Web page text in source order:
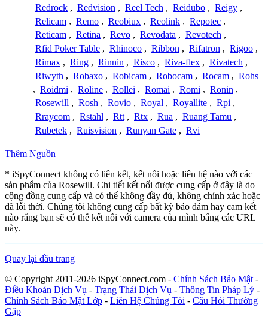
Redrock , Redvision , Reel Tech , Reidubo , Reigy ,
Relicam , Remo , Reobiux , Reolink , Repotec ,
Reticam , Retina , Revo , Revodata , Revotech ,
Rfid Poker Table , Rhinoco , Ribbon , Rifatron , Rigoo ,
Rimax , Ring , Rinnin , Risco , Riva-flex , Rivatech ,
Riwyth , Robaxo , Robicam , Robocam , Rocam , Rohs
, Roidmi , Roline , Rollei , Romai , Romi , Ronin ,
Rosewill , Rosh , Rovio , Royal , Royallite , Rpi ,
Rraycom , Rstahl , Rtt , Rtx , Rua , Ruang Tamu ,
Rubetek , Ruisvision , Runyan Gate , Rvi
Thêm Nguồn
* iSpyConnect không có liên kết, kết nối hoặc liên hệ nào với các
sản phẩm của Rosewill. Chi tiết kết nối được cung cấp ở đây là do
cộng đồng cung cấp và có thể không đầy đủ, không chính xác hoặc
đã lỗi thời. Chúng tôi không cung cấp bất kỳ bảo đảm hay cam kết
nào rằng bạn sẽ có thể kết nối với camera của mình bằng các URL
này.
Quay lại đầu trang
© Copyright 2011-2026 iSpyConnect.com - Chính Sách Bảo Mật -
Điều Khoản Dịch Vụ - Trạng Thái Dịch Vụ - Thông Tin Pháp Lý -
Chính Sách Bảo Mật Lớp - Liên Hệ Chúng Tôi - Câu Hỏi Thường
Gặp